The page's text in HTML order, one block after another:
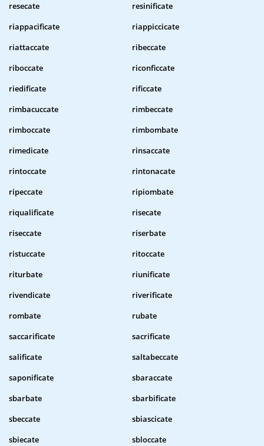
resecate
resinificate
riappacificate
riappiccicate
riattaccate
ribeccate
riboccate
riconficcate
riedificate
rificcate
rimbacuccate
rimbeccate
rimboccate
rimbombate
rimedicate
rinsaccate
rintoccate
rintonacate
ripeccate
ripiombate
riqualificate
risecate
riseccate
riserbate
ristuccate
ritoccate
riturbate
riunificate
rivendicate
riverificate
rombate
rubate
saccarificate
sacrificate
salificate
saltabeccate
saponificate
sbaraccate
sbarbate
sbarbificate
sbeccate
sbiascicate
sbiecate
sbloccate